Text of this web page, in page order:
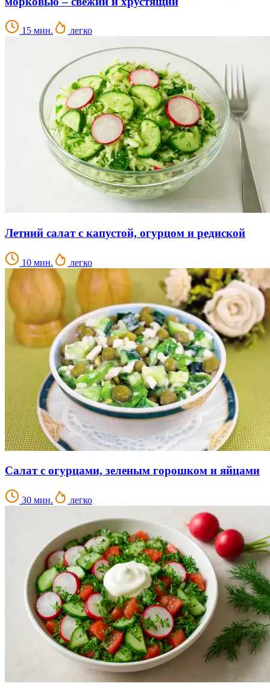
15 мин. легко
Летний салат с капустой, огурцом и редиской
10 мин. легко
Салат с огурцами, зеленым горошком и яйцами
30 мин. легко